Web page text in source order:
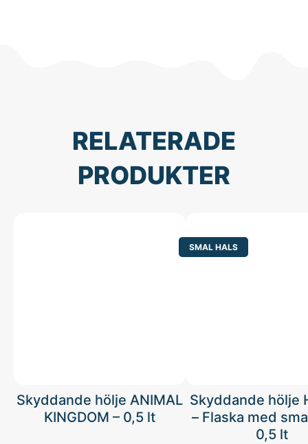
RELATERADE
PRODUKTER
Skyddande hölje ANIMAL
KINGDOM – 0,5 lt
SMAL HALS
Skyddande hölje
– Flaska med
0,5 lt